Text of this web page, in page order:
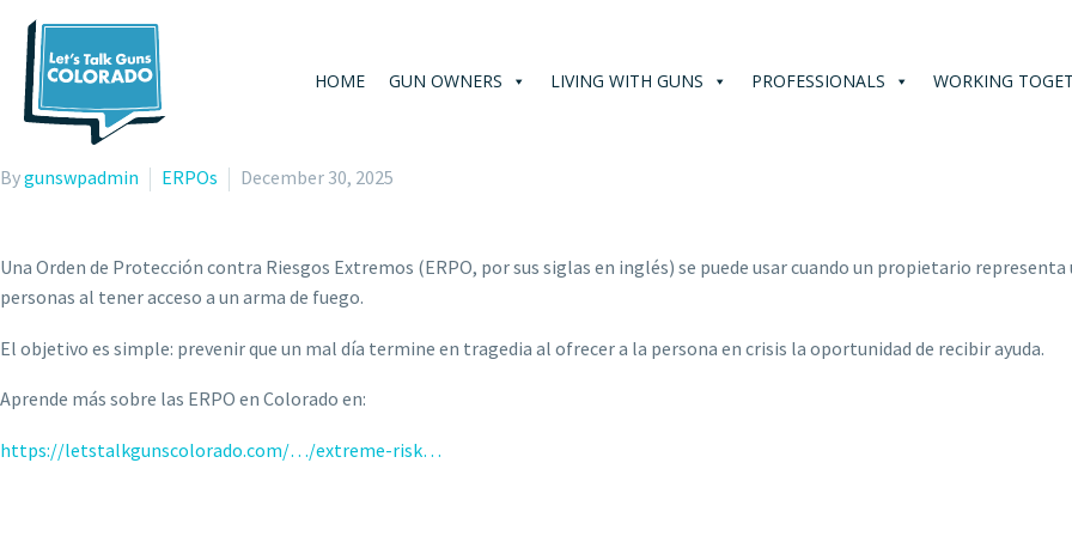
HOME GUN OWNERS LIVING WITH GUNS PROFESSIONALS WORKING
Bygunswpadmin ERPOs December 30, 2025
Una Orden de Protección contra Riesgos Extremos (ERPO, por sus siglas en inglés) se puede usar cuando un propietario
personas al tener acceso a un arma de fuego.
El objetivo es simple: prevenir que un mal día termine en tragedia al ofrecer a la persona en crisis la oportunidad de recibir ayuda.
Aprende más sobre las ERPO en Colorado en:
https://letstalkgunscolorado.com/…/extreme-risk…